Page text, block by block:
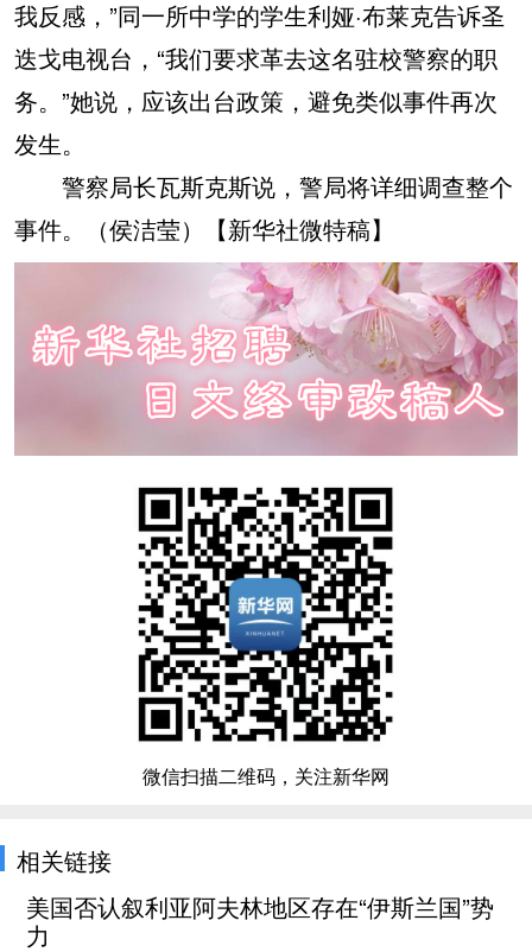
我反感，”同一所中学的学生利娅·布莱克告诉圣
迭戈电视台，“我们要求革去这名驻校警察的职
务。”她说，应该出台政策，避免类似事件再次
发生。
警察局长瓦斯克斯说，警局将详细调查整个
事件。（侯洁莹）【新华社微特稿】
微信扫描二维码，关注新华网
相关链接
美国否认叙利亚阿夫林地区存在“伊斯兰国”势
力